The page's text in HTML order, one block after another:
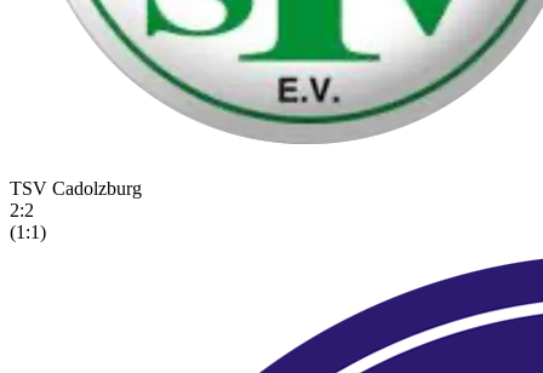
TSV Cadolzburg
2:2
(1:1)